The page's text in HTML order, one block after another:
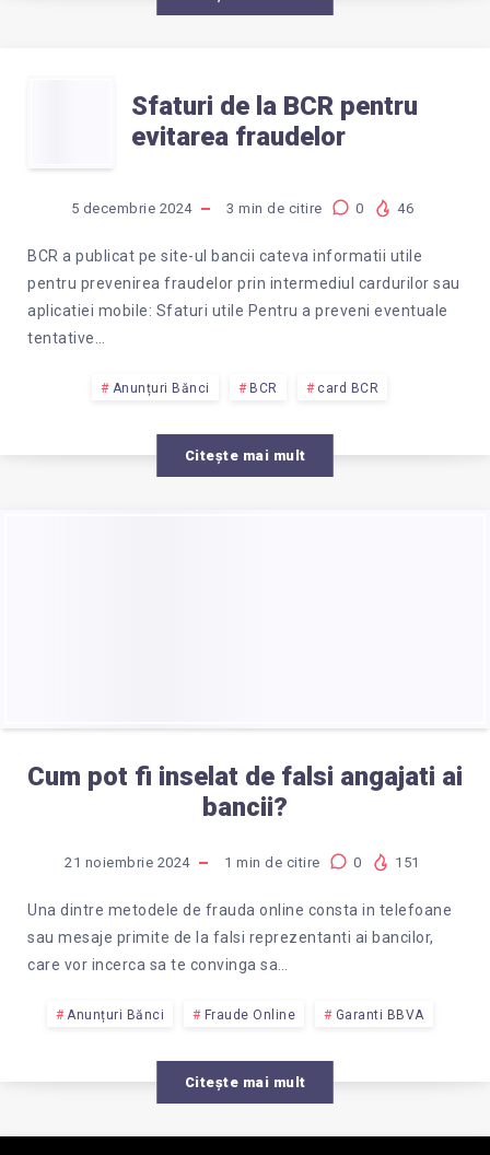
MAIL,
WHATSAPP
SAU
SMS
SFATURI
DE
LA
BCR
PENTRU
EVITAREA
FRAUDELOR
Sfaturi de la BCR pentru
evitarea fraudelor
5 decembrie 2024 3 min de citire 0 46
BCR a publicat pe site-ul bancii cateva informatii utile
pentru prevenirea fraudelor prin intermediul cardurilor sau
aplicatiei mobile: Sfaturi utile Pentru a preveni eventuale
tentative…
Anunțuri Bănci BCR card BCR
Citește mai mult
Cum pot fi inselat de falsi angajati ai
bancii?
21 noiembrie 2024 1 min de citire 0 151
Una dintre metodele de frauda online consta in telefoane
sau mesaje primite de la falsi reprezentanti ai bancilor,
care vor incerca sa te convinga sa…
Anunțuri Bănci Fraude Online Garanti BBVA
Citește mai mult